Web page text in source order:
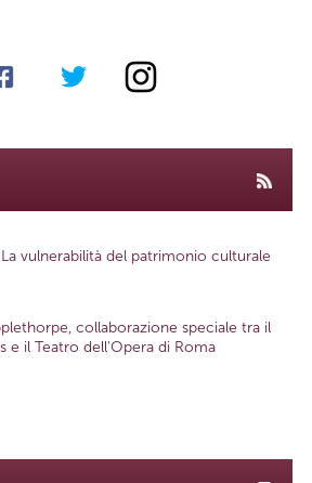
vulnerabilità del patrimonio culturale
collaborazione speciale tra il
e il Teatro dell'Opera di Roma